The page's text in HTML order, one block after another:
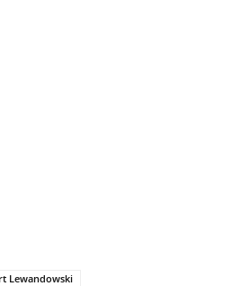
Lewandowski